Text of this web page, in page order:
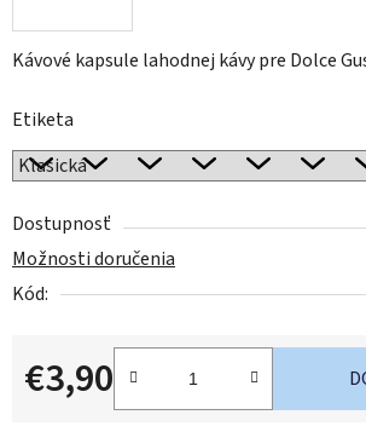
Kávové kapsule lahodnej kávy pre Dolce
Etiketa
Dostupnosť
Možnosti doručenia
Kód:
€3,90
Jednotková cena: